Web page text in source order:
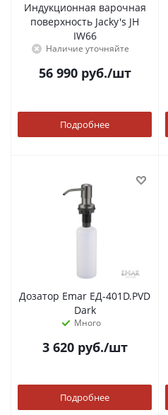
Индукционная варочная
поверхность Jacky's JH
IW66
Наличие уточняйте
56 990руб./шт
Подробнее
Дозатор Emar ЕД-401D.PVD
Dark
Много
3 620руб./шт
Подробнее